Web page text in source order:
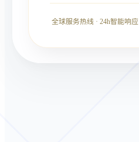
全球服务热线 · 24h智能响应